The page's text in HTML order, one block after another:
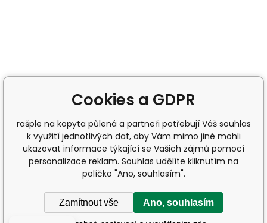
Cookies a GDPR
rašple na kopyta půlená a partneři potřebují Váš souhlas
k využití jednotlivých dat, aby Vám mimo jiné mohli
ukazovat informace týkající se Vašich zájmů pomocí
personalizace reklam. Souhlas udělíte kliknutím na
políčko "Ano, souhlasím".
Zamítnout vše Ano, souhlasím